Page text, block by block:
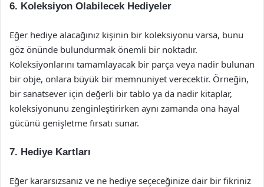
6. Koleksiyon Olabilecek Hediyeler
Eğer hediye alacağınız kişinin bir koleksiyonu varsa, bunu
göz önünde bulundurmak önemli bir noktadır.
Koleksiyonlarını tamamlayacak bir parça veya nadir bulunan
bir obje, onlara büyük bir memnuniyet verecektir. Örneğin,
bir sanatsever için değerli bir tablo ya da nadir kitaplar,
koleksiyonunu zenginleştirirken aynı zamanda ona hayal
gücünü genişletme fırsatı sunar.
7. Hediye Kartları
Eğer kararsızsanız ve ne hediye seçeceğinize dair bir fikriniz